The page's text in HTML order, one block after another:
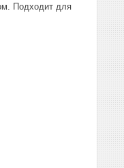
Подходит для